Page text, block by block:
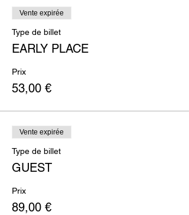
Vente expirée
Type de billet
EARLY PLACE
Prix
53,00 €
Vente expirée
Type de billet
GUEST
Prix
89,00 €